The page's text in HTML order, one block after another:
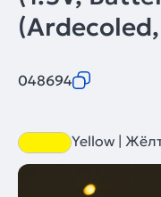
048694
Yellow |